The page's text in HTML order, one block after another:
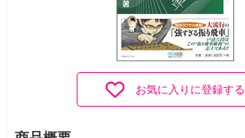
お気に入りに登録する